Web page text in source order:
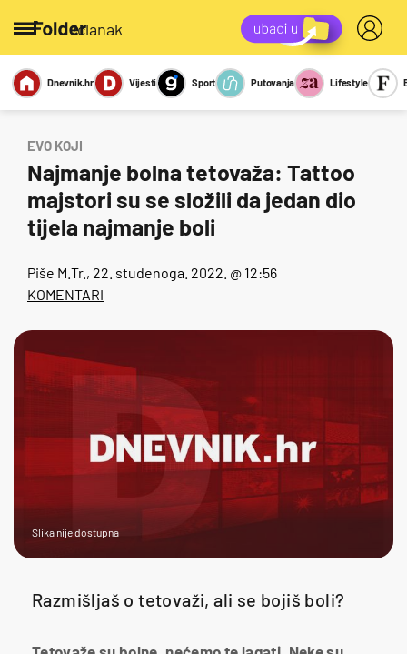
/članak
Miks Kviz
Report
Sexy
Dnevnik.hr Vijesti Sport Putovanja Lifestyle
EVO KOJI
Najmanje bolna tetovaža: Tattoo
majstori su se složili da jedan dio
tijela najmanje boli
Piše M.Tr. , 22. studenoga. 2022. @ 12:56
KOMENTARI
Slika nije dostupna
Razmišljaš o tetovaži, ali se bojiš boli?